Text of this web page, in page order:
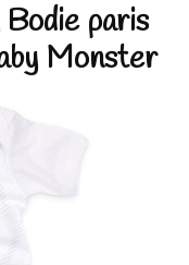
paris
Monster